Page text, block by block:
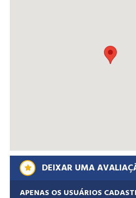
DEIXAR UMA
APENAS OS USUÁRIOS